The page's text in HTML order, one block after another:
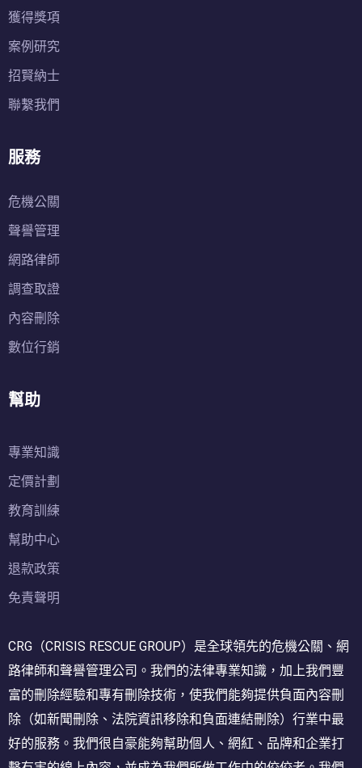
獲得獎項
案例研究
招賢納士
聯繫我們
服務
危機公關
聲譽管理
網路律師
調查取證
內容刪除
數位行銷
幫助
專業知識
定價計劃
教育訓練
幫助中心
退款政策
免責聲明
CRG（CRISIS RESCUE GROUP）是全球領先的危機公關、網
路律師和聲譽管理公司。我們的法律專業知識，加上我們豐
富的刪除經驗和專有刪除技術，使我們能夠提供負面內容刪
除（如新聞刪除、法院資訊移除和負面連結刪除）行業中最
好的服務。我們很自豪能夠幫助個人、網紅、品牌和企業打